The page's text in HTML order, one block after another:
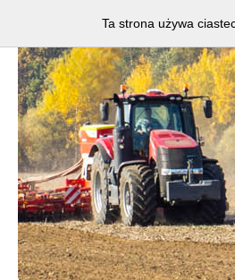
Ta strona używa